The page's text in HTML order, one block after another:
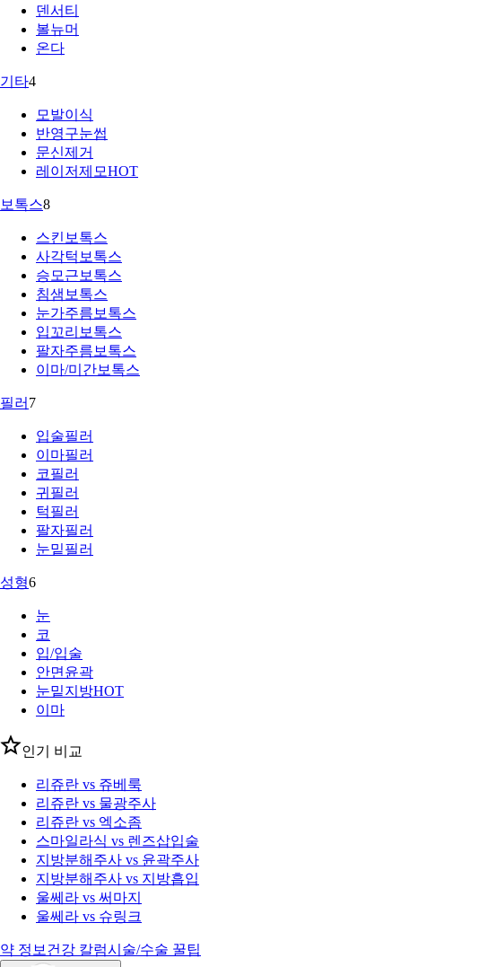
덴서티
볼뉴머
온다
기타4
모발이식
반영구눈썹
문신제거
레이저제모HOT
보톡스8
스킨보톡스
사각턱보톡스
승모근보톡스
침샘보톡스
눈가주름보톡스
입꼬리보톡스
팔자주름보톡스
이마/미간보톡스
필러 7
입술필러
이마필러
코필러
귀필러
턱필러
팔자필러
눈밑필러
성형6
눈
코
입/입술
안면윤곽
눈밑지방HOT
이마
인기 비교
리쥬란 vs 쥬베룩
리쥬란 vs 물광주사
리쥬란 vs 엑소좀
스마일라식 vs 렌즈삽입술
지방분해주사 vs 윤곽주사
지방분해주사 vs 지방흡입
울쎄라 vs 써마지
울쎄라 vs 슈링크
약 정보 건강 칼럼시술/수술 꿀팁